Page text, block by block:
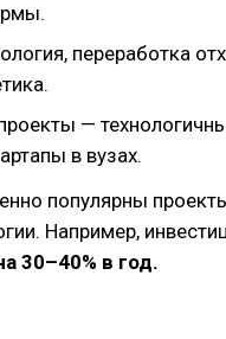
переработка
—
в вузах.
популярны
Например,
30–40% в год.